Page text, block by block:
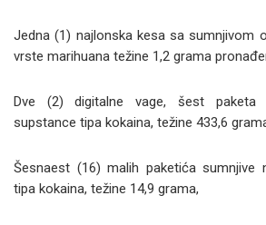
Jedna (1) najlonska kesa sa sumnjivom
vrste marihuana težine 1,2 grama
Dve (2) digitalne vage, šest paketa
supstance tipa kokaina, težine 433,6
Šesnaest (16) malih paketića sumnjive
tipa kokaina, težine 14,9 grama,